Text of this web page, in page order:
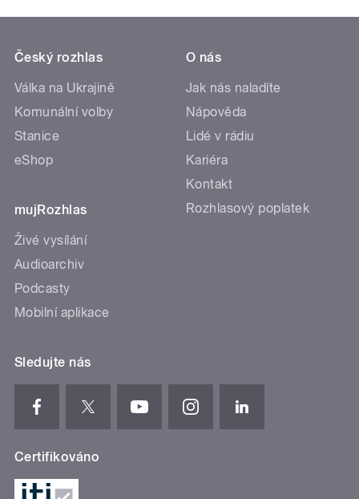
Český rozhlas
Válka na Ukrajině
Komunální volby
Stanice
eShop
mujRozhlas
Živé vysílání
Audioarchiv
Podcasty
Mobilní aplikace
O nás
Jak nás naladíte
Nápověda
Lidé v rádiu
Kariéra
Kontakt
Rozhlasový poplatek
Sledujte nás
Certifikováno